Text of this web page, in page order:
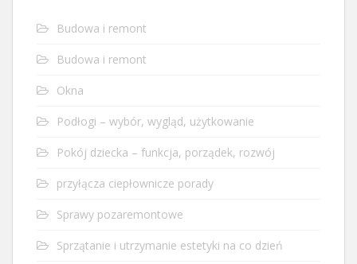
Budowa i remont
Budowa i remont
Okna
Podłogi – wybór, wygląd, użytkowanie
Pokój dziecka – funkcja, porządek, rozwój
przyłącza ciepłownicze porady
Sprawy pozaremontowe
Sprzątanie i utrzymanie estetyki na co dzień